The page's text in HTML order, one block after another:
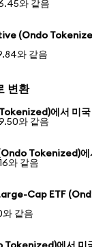
와 같음
(Ondo
와 같음
변환
에서 미국
와 같음
Tokenized)에
와 같음
Cap ETF
와 같음